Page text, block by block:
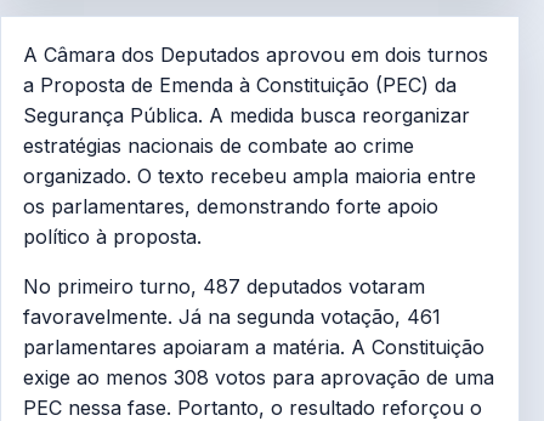
A Câmara dos Deputados aprovou em dois turnos
a Proposta de Emenda à Constituição (PEC) da
Segurança Pública. A medida busca reorganizar
estratégias nacionais de combate ao crime
organizado. O texto recebeu ampla maioria entre
os parlamentares, demonstrando forte apoio
político à proposta.
No primeiro turno, 487 deputados votaram
favoravelmente. Já na segunda votação, 461
parlamentares apoiaram a matéria. A Constituição
exige ao menos 308 votos para aprovação de uma
PEC nessa fase. Portanto, o resultado reforçou o